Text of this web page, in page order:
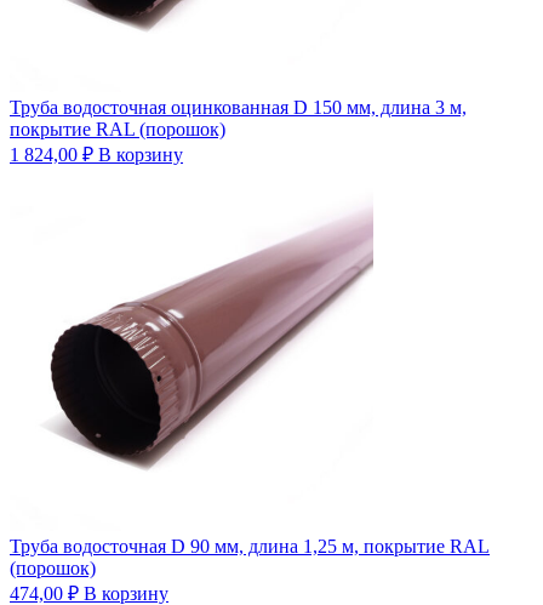
Труба водосточная оцинкованная D 150 мм, длина 3 м,
покрытие RAL (порошок)
1 824,00 ₽ В корзину
Труба водосточная D 90 мм, длина 1,25 м, покрытие RAL
(порошок)
474,00 ₽ В корзину